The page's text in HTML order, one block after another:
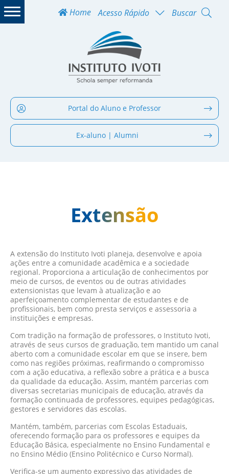
Home Acesso Rápido Buscar
Portal do Aluno e Professor
Ex-aluno | Alumni
Extensão
A extensão do Instituto Ivoti planeja, desenvolve e apoia
ações entre a comunidade acadêmica e a sociedade
regional. Proporciona a articulação de conhecimentos por
meio de cursos, de eventos ou de outras atividades
extensionistas que levam à atualização e ao
aperfeiçoamento complementar de estudantes e de
profissionais, bem como presta serviços e assessoria a
instituições e empresas.
Com tradição na formação de professores, o Instituto Ivoti,
através de seus cursos de graduação, tem mantido um canal
aberto com a comunidade escolar em que se insere, bem
como nas regiões próximas, reafirmando o compromisso
com a ação educativa, a reflexão sobre a prática e a busca
da qualidade da educação. Assim, mantém parcerias com
diversas secretarias municipais de educação, através da
formação continuada de professores, equipes pedagógicas,
gestores e servidores das escolas.
Mantém, também, parcerias com Escolas Estaduais,
oferecendo formação para os professores e equipes da
Educação Básica, especialmente no Ensino Fundamental e
no Ensino Médio (Ensino Politécnico e Curso Normal).
Verifica-se um aumento expressivo das atividades de